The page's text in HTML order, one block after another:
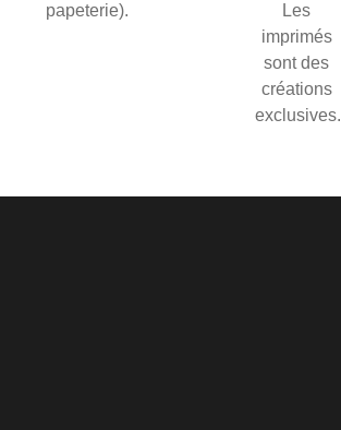
papeterie).
Les
imprimés
sont des
créations
exclusives.